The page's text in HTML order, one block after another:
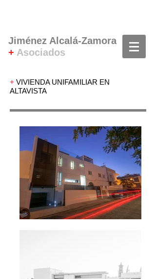
Jiménez Alcalá-Zamora
+ Asociados
+ VIVIENDA UNIFAMILIAR EN
ALTAVISTA